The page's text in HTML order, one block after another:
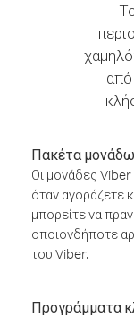
από
Πακέτα
Οι μονάδες
όταν αγοράζετε
μπορείτε να
οποιονδήποτε
του Viber.
Προγράμματα